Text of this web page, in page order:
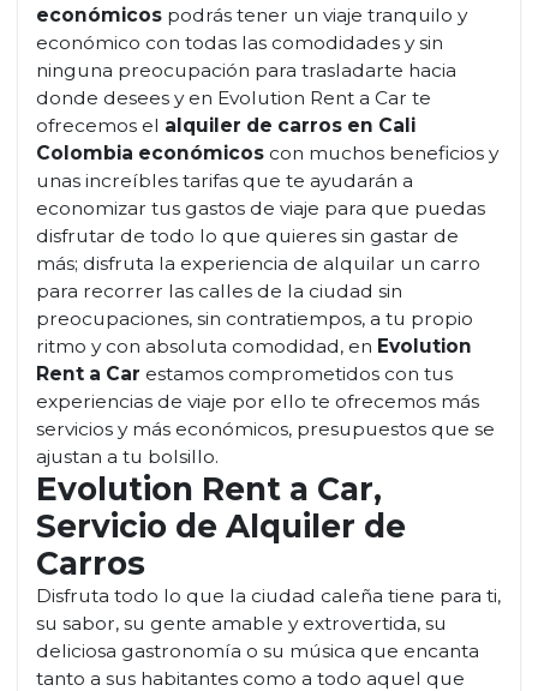
económicos podrás tener un viaje tranquilo y
económico con todas las comodidades y sin
ninguna preocupación para trasladarte hacia
donde desees y en Evolution Rent a Car te
ofrecemos el alquiler de carros en Cali
Colombia económicos con muchos beneficios y
unas increíbles tarifas que te ayudarán a
economizar tus gastos de viaje para que puedas
disfrutar de todo lo que quieres sin gastar de
más; disfruta la experiencia de alquilar un carro
para recorrer las calles de la ciudad sin
preocupaciones, sin contratiempos, a tu propio
ritmo y con absoluta comodidad, en Evolution
Rent a Car estamos comprometidos con tus
experiencias de viaje por ello te ofrecemos más
servicios y más económicos, presupuestos que se
ajustan a tu bolsillo.
Evolution Rent a Car,
Servicio de Alquiler de
Carros
Disfruta todo lo que la ciudad caleña tiene para ti,
su sabor, su gente amable y extrovertida, su
deliciosa gastronomía o su música que encanta
tanto a sus habitantes como a todo aquel que